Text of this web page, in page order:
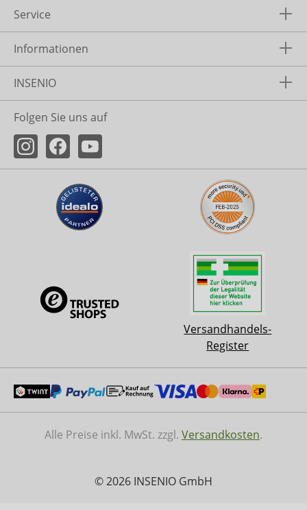
Service
Informationen
INSENIO
Folgen Sie uns auf
Versandhandels-
Register
Alle Preise inkl. MwSt. zzgl. Versandkosten.
© 2026 INSENIO GmbH